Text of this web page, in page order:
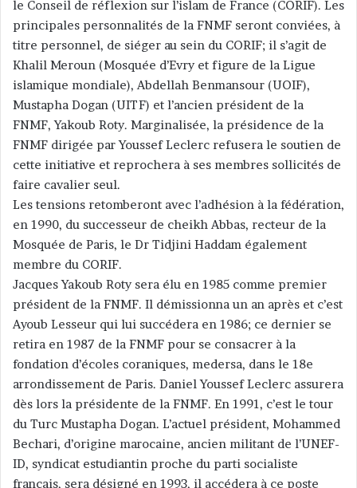
le Conseil de réflexion sur l’islam de France (CORIF). Les
principales personnalités de la FNMF seront conviées, à
titre personnel, de siéger au sein du CORIF; il s’agit de
Khalil Meroun (Mosquée d’Evry et figure de la Ligue
islamique mondiale), Abdellah Benmansour (UOIF),
Mustapha Dogan (UITF) et l’ancien président de la
FNMF, Yakoub Roty. Marginalisée, la présidence de la
FNMF dirigée par Youssef Leclerc refusera le soutien de
cette initiative et reprochera à ses membres sollicités de
faire cavalier seul.
Les tensions retomberont avec l’adhésion à la fédération,
en 1990, du successeur de cheikh Abbas, recteur de la
Mosquée de Paris, le Dr Tidjini Haddam également
membre du CORIF.
Jacques Yakoub Roty sera élu en 1985 comme premier
président de la FNMF. Il démissionna un an après et c’est
Ayoub Lesseur qui lui succédera en 1986; ce dernier se
retira en 1987 de la FNMF pour se consacrer à la
fondation d’écoles coraniques, medersa, dans le 18e
arrondissement de Paris. Daniel Youssef Leclerc assurera
dès lors la présidente de la FNMF. En 1991, c’est le tour
du Turc Mustapha Dogan. L’actuel président, Mohammed
Bechari, d’origine marocaine, ancien militant de l’UNEF-
ID, syndicat estudiantin proche du parti socialiste
français, sera désigné en 1993, il accédera à ce poste